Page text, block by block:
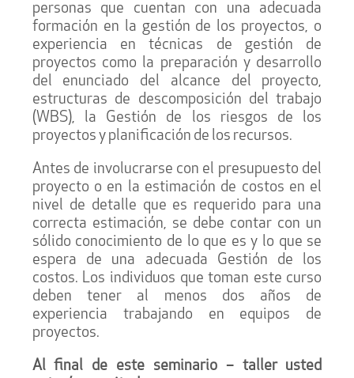
personas que cuentan con una adecuada
formación en la gestión de los proyectos, o
experiencia en técnicas de gestión de
proyectos como la preparación y desarrollo
del enunciado del alcance del proyecto,
estructuras de descomposición del trabajo
(WBS), la Gestión de los riesgos de los
proyectos y planificación de los recursos.
Antes de involucrarse con el presupuesto del
proyecto o en la estimación de costos en el
nivel de detalle que es requerido para una
correcta estimación, se debe contar con un
sólido conocimiento de lo que es y lo que se
espera de una adecuada Gestión de los
costos. Los individuos que toman este curso
deben tener al menos dos años de
experiencia trabajando en equipos de
proyectos.
Al final de este seminario – taller usted